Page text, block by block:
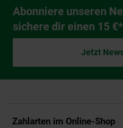
Newsletter
Abonniere unseren
sichere dir einen 15
Jetzt
Zahlarten im Online-Shop